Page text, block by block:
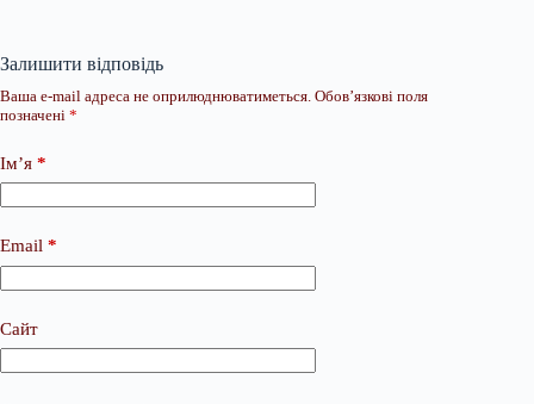
Залишити відповідь
Ваша e-mail адреса не оприлюднюватиметься. Обов’язкові поля
позначені *
Ім’я *
Email *
Сайт